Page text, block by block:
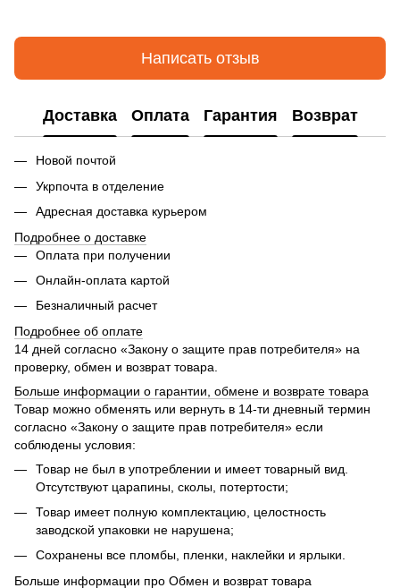
Написать отзыв
Доставка Оплата Гарантия Возврат
Новой почтой
Укрпочта в отделение
Адресная доставка курьером
Подробнее о доставке
Оплата при получении
Онлайн-оплата картой
Безналичный расчет
Подробнее об оплате
14 дней согласно «Закону о защите прав потребителя» на
проверку, обмен и возврат товара.
Больше информации о гарантии, обмене и возврате товара
Товар можно обменять или вернуть в 14-ти дневный термин
согласно «Закону о защите прав потребителя» если
соблюдены условия:
Товар не был в употреблении и имеет товарный вид.
Отсутствуют царапины, сколы, потертости;
Товар имеет полную комплектацию, целостность
заводской упаковки не нарушена;
Сохранены все пломбы, пленки, наклейки и ярлыки.
Больше информации про Обмен и возврат товара